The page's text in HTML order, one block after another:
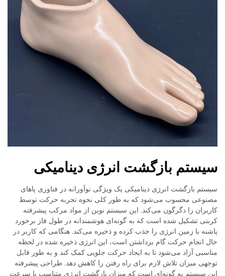
سیستم بازگشت انرژی دینامیکی
سیستم بازگشت انرژی دینامیکی یک ویژگی نوآورانه در فناوری پاهای
مصنوعی محسوب می‌شود که به طور کلی نحوه تجربه حرکت توسط
کاربران را دگرگون می‌کند. این سیستم نوین از مواد مرکب پیشرفته
کربنی تشکیل شده است که به گونه‌ای هوشمندانه در طول فاز برخورد
پاشنه با زمین انرژی را جذب کرده و ذخیره می‌کند. هنگامی که کاربر در
حال انجام حرکت گام برداشتن است، این انرژی ذخیره شده در لحظه
مناسبی آزاد می‌شود تا به ایجاد حرکت جلویی کمک کند و به طور قابل
توجهی میزان تلاش لازم برای راه رفتن را کاهش دهد. طراحی پیشرفته
این سیستم به گونه‌ای است که میزان بازگشت انرژی متناسب با سرعت